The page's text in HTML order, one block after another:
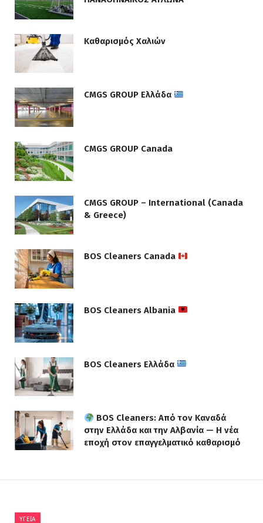
Καθαρισμός Χαλιών
CMGS GROUP Ελλάδα
CMGS GROUP Canada
CMGS GROUP – International (Canada
& Greece)
BOS Cleaners Canada
BOS Cleaners Albania
BOS Cleaners Ελλάδα
BOS Cleaners: Από τον Καναδά
στην Ελλάδα και την Αλβανία — Η νέα
εποχή στον επαγγελματικό καθαρισμό
ΥΓΕΊΑ